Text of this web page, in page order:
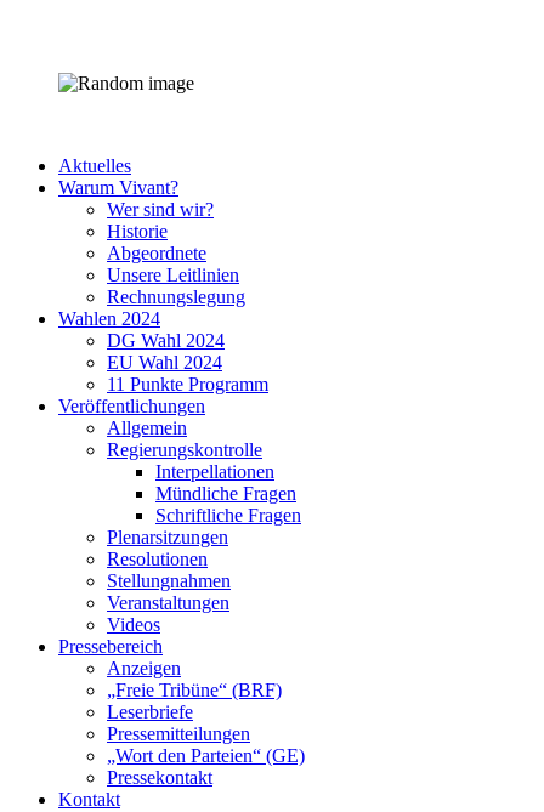
Aktuelles
Warum Vivant?
Wer sind wir?
Historie
Abgeordnete
Unsere Leitlinien
Rechnungslegung
Wahlen 2024
DG Wahl 2024
EU Wahl 2024
11 Punkte Programm
Veröffentlichungen
Allgemein
Regierungskontrolle
Interpellationen
Mündliche Fragen
Schriftliche Fragen
Plenarsitzungen
Resolutionen
Stellungnahmen
Veranstaltungen
Videos
Pressebereich
Anzeigen
„Freie Tribüne“ (BRF)
Leserbriefe
Pressemitteilungen
„Wort den Parteien“ (GE)
Pressekontakt
Kontakt